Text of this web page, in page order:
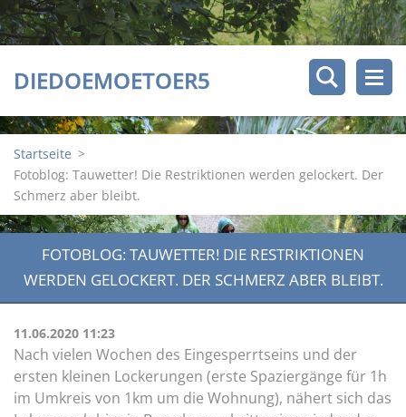
DIEDOEMOETOER5
Startseite >
Fotoblog: Tauwetter! Die Restriktionen werden gelockert. Der
Schmerz aber bleibt.
FOTOBLOG: TAUWETTER! DIE RESTRIKTIONEN
WERDEN GELOCKERT. DER SCHMERZ ABER BLEIBT.
11.06.2020 11:23
Nach vielen Wochen des Eingesperrtseins und der
ersten kleinen Lockerungen (erste Spaziergänge für 1h
im Umkreis von 1km um die Wohnung), nähert sich das